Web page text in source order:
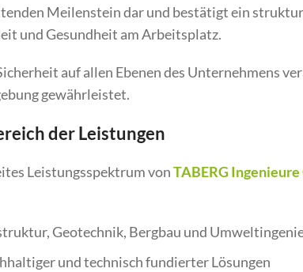
Meilenstein dar und bestätigt ein
und Gesundheit am Arbeitsplatz.
auf allen Ebenen des Unternehmens
gewährleistet.
der Leistungen
Leistungsspektrum vonTABERG Ingenieure
Geotechnik, Bergbau und
und technisch fundierter Lösungen